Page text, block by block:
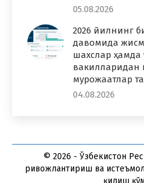
05.08.2026
2026 йилнинг
давомида
шахслар ҳамда
вакилларидан
мурожаатлар
04.08.2026
© 2026 - Ўзбекистон
ривожлантириш ва
қилиш